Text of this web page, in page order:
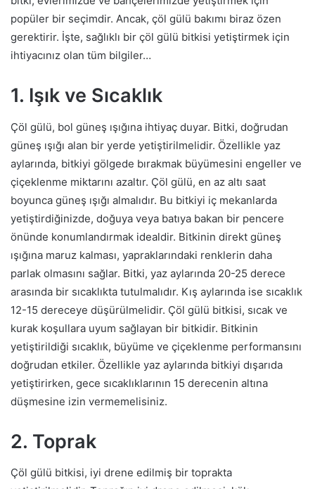
popüler bir seçimdir. Ancak, çöl gülü bakımı biraz özen
gerektirir. İşte, sağlıklı bir çöl gülü bitkisi yetiştirmek için
ihtiyacınız olan tüm bilgiler…
1. Işık ve Sıcaklık
Çöl gülü, bol güneş ışığına ihtiyaç duyar. Bitki, doğrudan
güneş ışığı alan bir yerde yetiştirilmelidir. Özellikle yaz
aylarında, bitkiyi gölgede bırakmak büyümesini engeller ve
çiçeklenme miktarını azaltır. Çöl gülü, en az altı saat
boyunca güneş ışığı almalıdır. Bu bitkiyi iç mekanlarda
yetiştirdiğinizde, doğuya veya batıya bakan bir pencere
önünde konumlandırmak idealdir. Bitkinin direkt güneş
ışığına maruz kalması, yapraklarındaki renklerin daha
parlak olmasını sağlar. Bitki, yaz aylarında 20-25 derece
arasında bir sıcaklıkta tutulmalıdır. Kış aylarında ise sıcaklık
12-15 dereceye düşürülmelidir. Çöl gülü bitkisi, sıcak ve
kurak koşullara uyum sağlayan bir bitkidir. Bitkinin
yetiştirildiği sıcaklık, büyüme ve çiçeklenme performansını
doğrudan etkiler. Özellikle yaz aylarında bitkiyi dışarıda
yetiştirirken, gece sıcaklıklarının 15 derecenin altına
düşmesine izin vermemelisiniz.
2. Toprak
Çöl gülü bitkisi, iyi drene edilmiş bir toprakta